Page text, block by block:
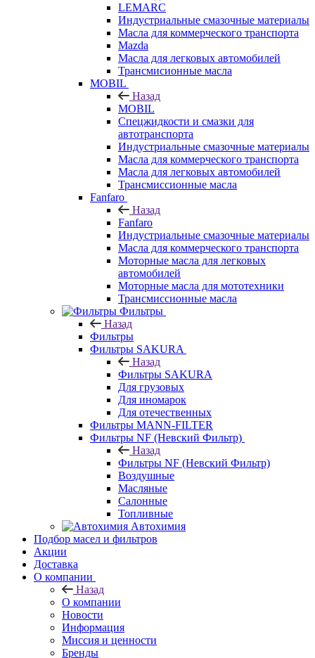
LEMARC
Индустриальные смазочные материалы
Масла для коммерческого транспорта
Mazda
Масла для легковых автомобилей
Трансмисионные масла
MOBIL
Назад
MOBIL
Cпецжидкости и смазки для
автотранспорта
Индустриальные смазочные материалы
Масла для коммерческого транспорта
Масла для легковых автомобилей
Трансмиссионные масла
Fanfaro
Назад
Fanfaro
Индустриальные смазочные материалы
Масла для коммерческого транспорта
Моторные масла для легковых
автомобилей
Моторные масла для мототехники
Трансмиссионные масла
Фильтры
Назад
Фильтры
Фильтры SAKURA
Назад
Фильтры SAKURA
Для грузовых
Для иномарок
Для отечественных
Фильтры MANN-FILTER
Фильтры NF (Невский Фильтр)
Назад
Фильтры NF (Невский Фильтр)
Воздушные
Масляные
Салонные
Топливные
Автохимия
Подбор масел и фильтров
Акции
Доставка
О компании
Назад
О компании
Новости
Информация
Миссия и ценности
Бренды